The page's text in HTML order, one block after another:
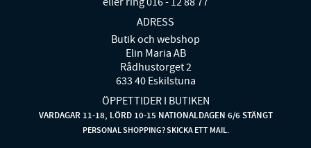
ADRESS
Butik och webshop
Elin Maria AB
Rådhustorget 2
633 40 Eskilstuna
ÖPPETTIDER I BUTIKEN
VARDAGAR 11-18, LÖRD 10-15 NATIONALDAGEN 6/6 STÄNGT
PERSONAL SHOPPING? SKICKA ETT MAIL.